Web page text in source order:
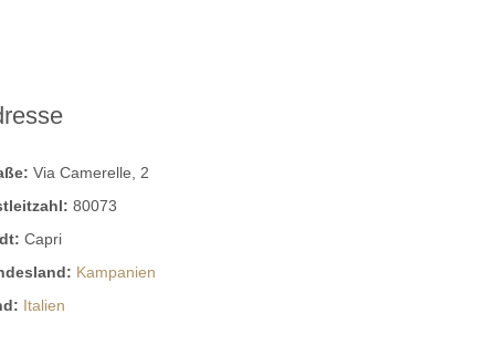
Via Camerelle, 2
80073
Capri
Kampanien
Italien